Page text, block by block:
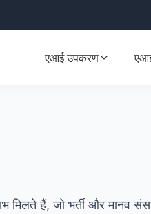
एआई उपकरण
हैं, जो भर्ती और मानव